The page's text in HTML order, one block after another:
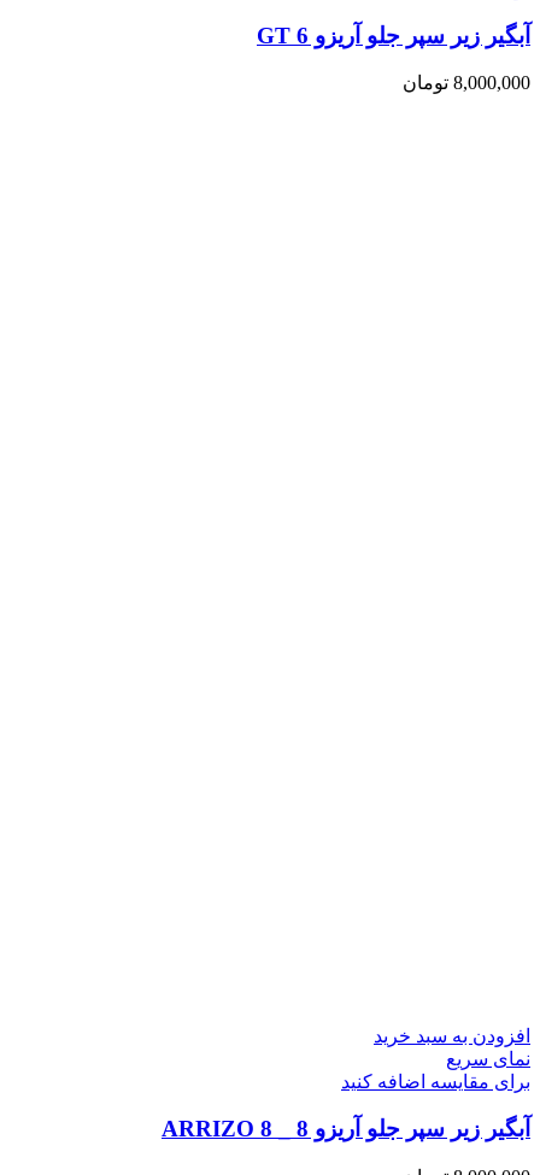
آبگیر زیر سپر جلو آریزو 6 GT
8,000,000 تومان
افزودن به سبد خرید
نمای سریع
برای مقایسه اضافه کنید
آبگیر زیر سپر جلو آریزو 8 _ ARRIZO 8